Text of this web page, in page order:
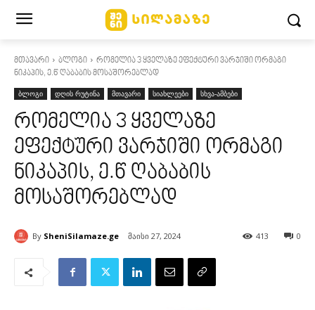
მთავარი ბლოგი
რომელია 3 ყველაზე ეფექტური ვარჯიში ორმაგი
ნიკაპის, ე.წ ღაბაბის მოსაშორებლად
ბლოგი დღის რუტინა მთავარი სიახლეები სხვა-ამბები
რომელია 3 ყველაზე
ეფექტური ვარჯიში ორმაგი
ნიკაპის, ე.წ ღაბაბის
მოსაშორებლად
By SheniSilamaze.ge მაისი 27, 2024 0
413